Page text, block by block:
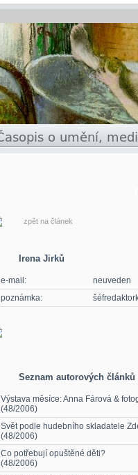
zpět na článek
Irena Jirků
e-mail:
neuveden
poznámka:
Seznam autorových článků
Výstava měsíce: Anna Fárová &
(48/2006)
Svět podle hudebního skladatele
(48/2006)
Co potřebují opuštěné děti?
(48/2006)